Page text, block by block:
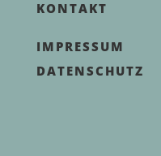
KONTAKT
IMPRESSUM
DATENSCHUTZ